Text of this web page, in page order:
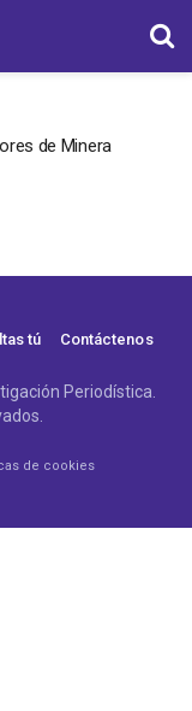
de Minera
tú Contáctenos
Periodística.
de cookies